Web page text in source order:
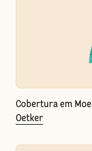
Cobertura em
Oetker